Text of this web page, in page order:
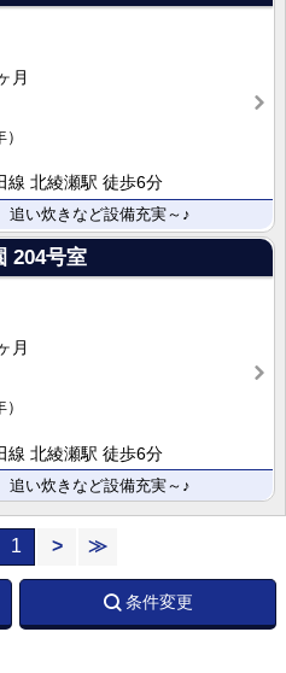
月
線 北綾瀬駅 徒歩6分
追い炊きなど設備充実～♪
204号室
月
線 北綾瀬駅 徒歩6分
追い炊きなど設備充実～♪
1 > ≫
条件変更